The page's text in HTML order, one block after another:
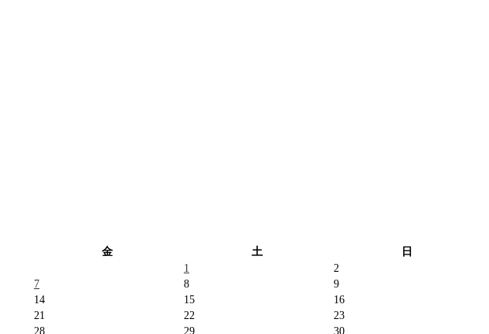
金 土
日
1
2
7 8
9
14 15
16
21 22
23
28 29
30